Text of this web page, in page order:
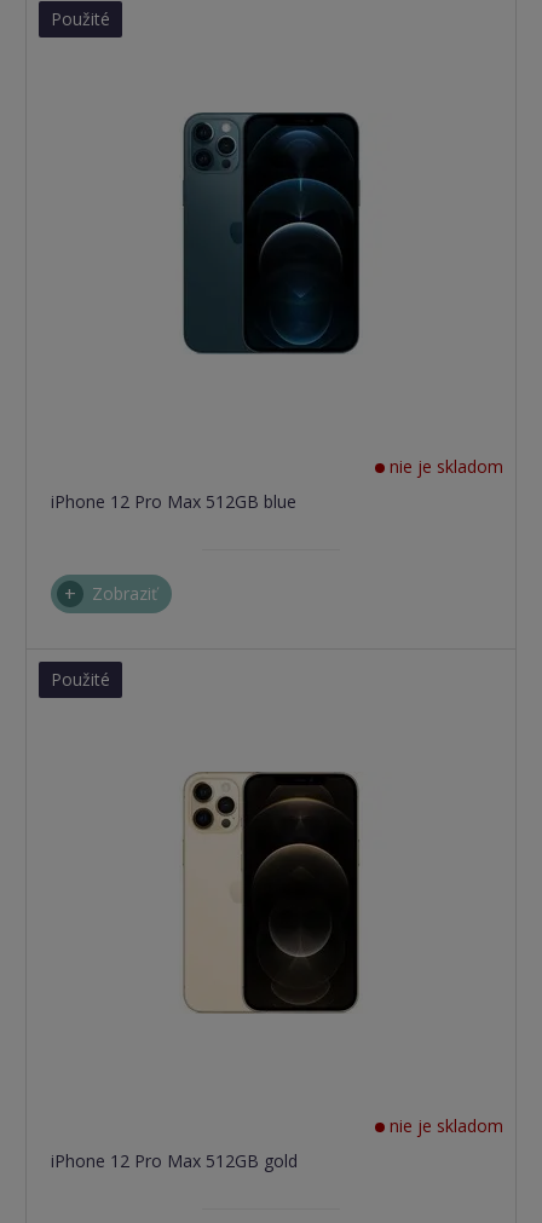
Použité
nie je skladom
iPhone 12 Pro Max 512GB blue
Zobraziť
Použité
nie je skladom
iPhone 12 Pro Max 512GB gold